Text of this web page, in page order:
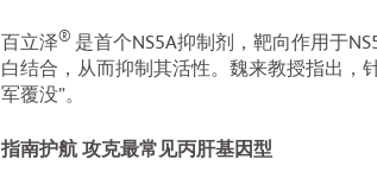
百立泽® 是首个NS5A抑制剂，靶向作用于
白结合，从而抑制其活性。魏来教授指出，
军覆没”。
指南护航 攻克最常见丙肝基因型